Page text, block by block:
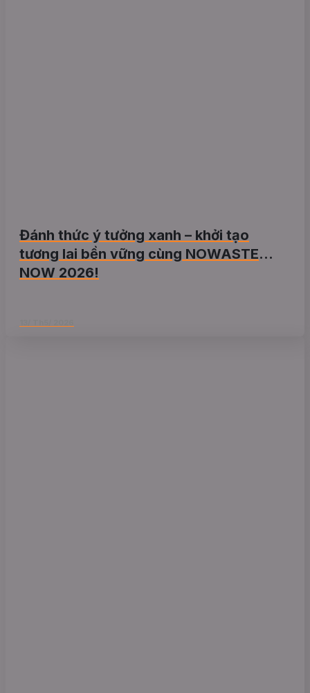
Đánh thức ý tưởng xanh – khởi tạo
tương lai bền vững cùng NOWASTE
NOW 2026!